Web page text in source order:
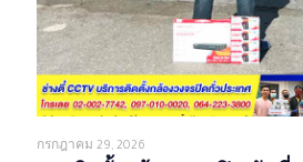
กรกฎาคม 29, 2026